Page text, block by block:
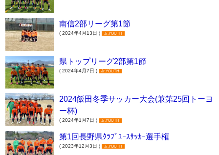
南信2部リーグ第1節
( 2024年4月13日 ) Jr.YOUTH
県トップリーグ2部第1節
( 2024年4月7日 ) Jr.YOUTH
2024飯田冬季サッカー大会(兼第25回トーヨ
ー杯)
( 2024年1月7日 ) Jr.YOUTH
第1回長野県ｸﾗﾌﾞﾕｰｽｻｯｶｰ選手権
( 2023年12月3日 ) Jr.YOUTH